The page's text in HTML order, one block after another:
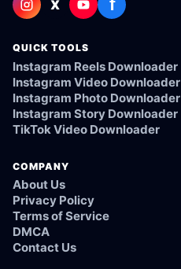
X f
QUICK TOOLS
Instagram Reels Downloader
Instagram Video Downloader
Instagram Photo Downloader
Instagram Story Downloader
TikTok Video Downloader
COMPANY
About Us
Privacy Policy
Terms of Service
DMCA
Contact Us